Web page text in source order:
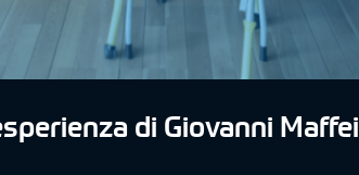
di Giovanni Maffei